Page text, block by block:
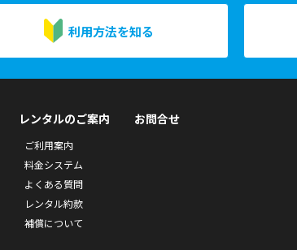
利用方法を知る
レンタルのご案内
ご利用案内
料金システム
よくある質問
レンタル約款
補償について
お問合せ